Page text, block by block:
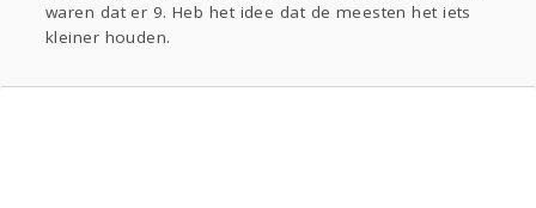
waren dat er 9. Heb het idee dat de meesten het iets
kleiner houden.